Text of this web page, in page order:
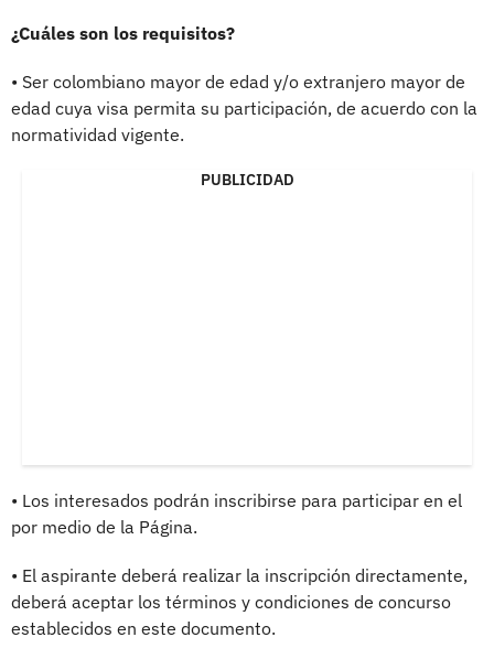
¿Cuáles son los requisitos?
• Ser colombiano mayor de edad y/o extranjero mayor de
edad cuya visa permita su participación, de acuerdo con la
normatividad vigente.
PUBLICIDAD
• Los interesados podrán inscribirse para participar en el
por medio de la Página.
• El aspirante deberá realizar la inscripción directamente,
deberá aceptar los términos y condiciones de concurso
establecidos en este documento.